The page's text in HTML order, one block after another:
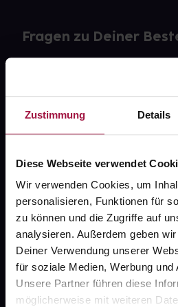
Zustimmung Details
Diese Webseite verwendet
Wir verwenden Cookies, um
personalisieren, Funktionen für
zu können und die Zugriffe auf
analysieren. Außerdem geben
Deiner Verwendung unserer
für soziale Medien, Werbung und
Unsere Partner führen diese
möglicherweise mit weiteren
Fragen zu Deiner
gesund.de
Über uns
Karriere
Newsletter